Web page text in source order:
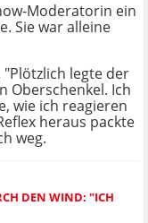
Moderatorin ein
Sie war alleine
"Plötzlich legte der
Oberschenkel. Ich
wie ich reagieren
heraus packte
weg.
DEN WIND: "ICH